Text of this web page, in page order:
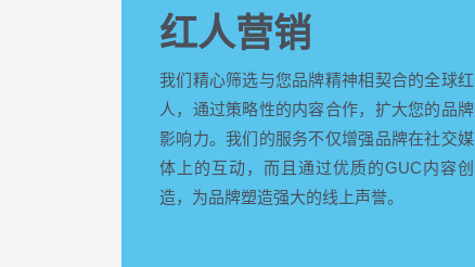
红人营销
我们精心筛选与您品牌精神相契合的全球红
人，通过策略性的内容合作，扩大您的品牌
影响力。我们的服务不仅增强品牌在社交媒
体上的互动，而且通过优质的GUC内容创
造，为品牌塑造强大的线上声誉。